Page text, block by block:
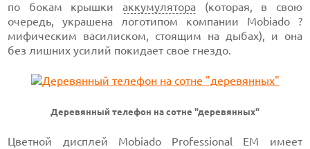
по бокам крышки аккумулятора (которая, в свою
очередь, украшена логотипом компании Mobiado ?
мифическим василиском, стоящим на дыбах), и она
без лишних усилий покидает свое гнездо.
Деревянный телефон на сотне "деревянных"
Цветной дисплей Mobiado Professional EM имеет